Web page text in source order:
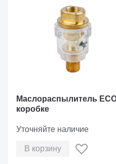
Маслораспылитель
коробке
Уточняйте наличие
В корзину